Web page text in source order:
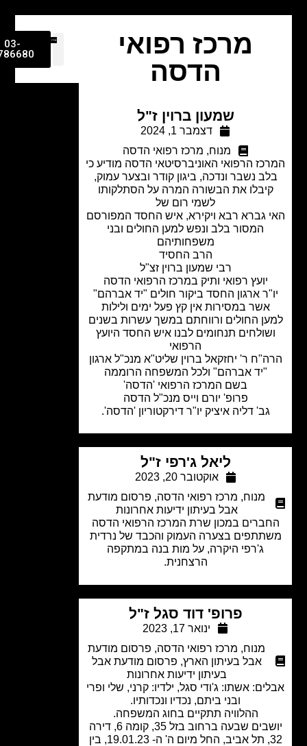
מרכז רפואי
הדסה
שמעון ברוין ז"ל
דצמבר 1, 2024
מנוח,מרכז רפואי הדסה
הרפואי האוניברסיטאי הדסה מודיע כי
נשבר ונדכה, ביגון קודר ובצער עמוק,
את הבשורה המרה על הסתלקותו
לשמי רום של
גברא רבא ויקירא, איש החסד המפורסם
המסור בלב ונפש למען החולים ובני
משפחותיהם
הרב החסיד
רבי שמעון ברוין זצ"ל
יועץ רפואי ותיק במרכז הרפואי הדסה
ארגון החסד ביקור חולים "יד אברהם"
אשר במסירות אין קץ פעל ימים ולילות
החולים ורווחתם במשך עשרות בשנים
תנחומים לבנו איש החסד היועץ
ר' יחזקאל ברוין שליט"א מנכ"ל ארגון
"יד אברהם" ולכל המשפחה הרוממה
בשם המרכז הרפואי 'הדסה'
פרופ' יורם וייס מנכ"ל הדסה
גב' דליה איציק יו"ר דירקטוריון 'הדסה'.
ליאל ג'רפי ז"ל
אוקטובר 20, 2023
מנוח, מרכז רפואי הדסה, פרסום מודעת
אבל בעיתון ידיעות אחרונות
במכון שרת המרכז הרפואי הדסה
בצערה העמוק והכבד של נרדית
ג'רפי היקרה, על מות בנה במתקפה
הרצחנית.
פרופ' דוד סגל ז"ל
ינואר 17, 2023
מרכז רפואי הדסה, פרסום מודעת
אבל בעיתון הארץ,פרסום מודעת אבל
בעיתון ידיעות אחרונות
אשתו: ג'ודי סגל, ילדיו: קרני, שלי ופרי
ובני ביתם, נכדיו ונכדותיו.
ההלוויה תתקיים בחוג המשפחה.
יושבים שבעה ברחוב בזל 35, קומה 6, דירה
32, תל אביב, החל מיום ה' ה- 19.01.23, בין
03-
9786680